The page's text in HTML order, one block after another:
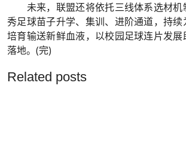
未来，联盟还将依托三线体系选材机
秀足球苗子升学、集训、进阶通道，持
培育输送新鲜血液，以校园足球连片发
落地。(完)
Related posts